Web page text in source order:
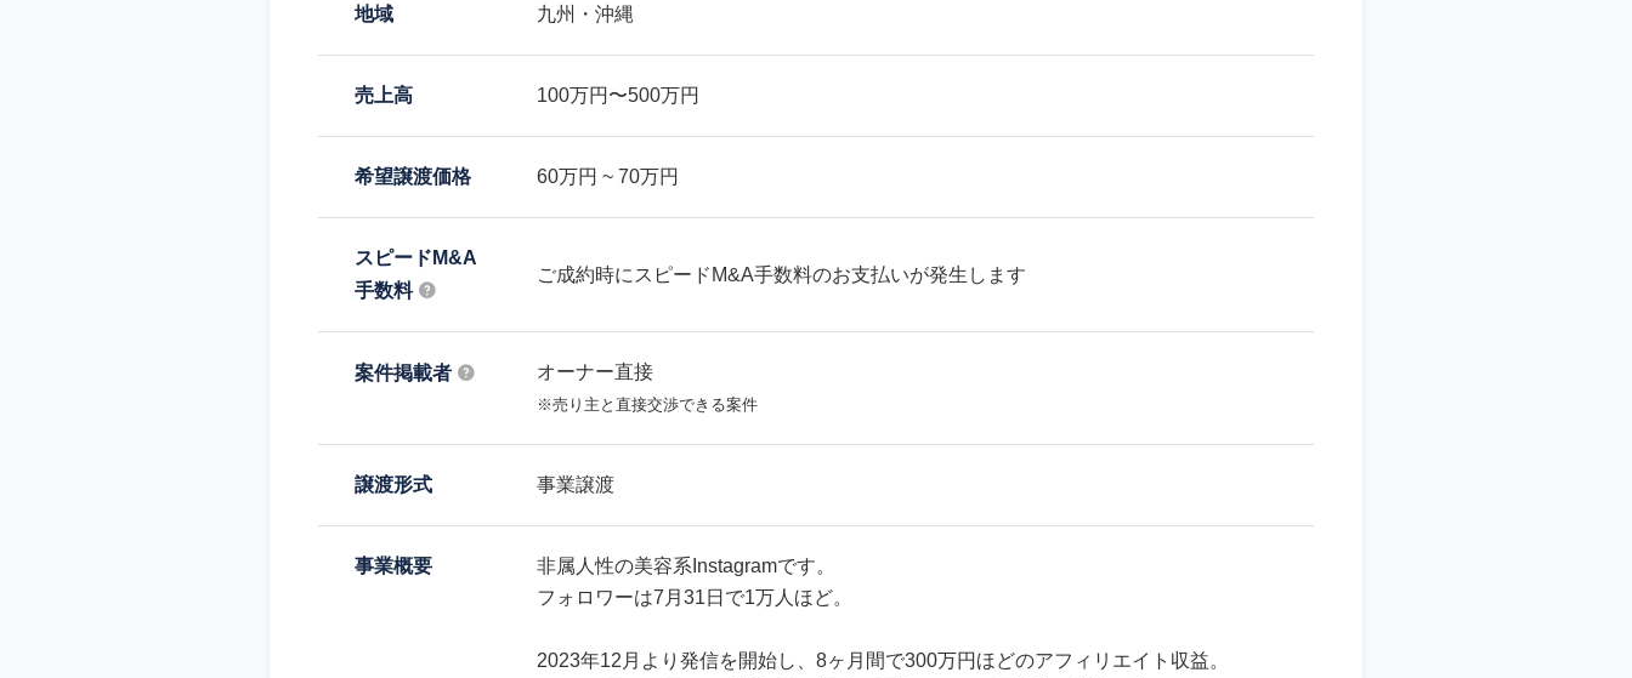
地域 九州・沖縄
売上高 100万円〜500万円
希望譲渡価格 60万円 ~ 70万円
スピードM&A
手数料
ご成約時にスピードM&A手数料のお支払いが発生します
案件掲載者 オーナー直接
※売り主と直接交渉できる案件
譲渡形式 事業譲渡
事業概要
非属人性の美容系Instagramです。
フォロワーは7月31日で1万人ほど。
2023年12月より発信を開始し、8ヶ月間で300万円ほどのアフィリエイト収益。